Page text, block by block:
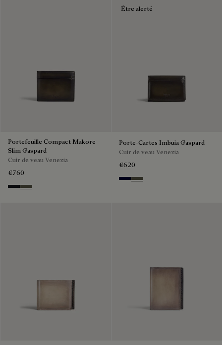
Portefeuille Compact Makore
Slim Gaspard
Cuir de veau Venezia
€760
Charcoal Gray
Selva Oscura
Être alerté
Porte-Cartes Imbuia Gaspard
Cuir de veau Venezia
€620
Nero BluSelva Oscura